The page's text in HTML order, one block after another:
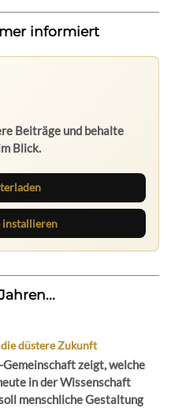
informiert
Beiträge und behalte
Blick.
installieren
düstere Zukunft
zeigt, welche
in der Wissenschaft
menschliche Gestaltung